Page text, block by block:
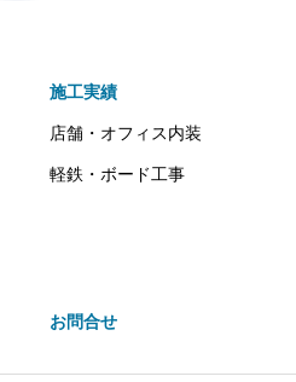
施工実績
店舗・オフィス内装
軽鉄・ボード工事
お問合せ